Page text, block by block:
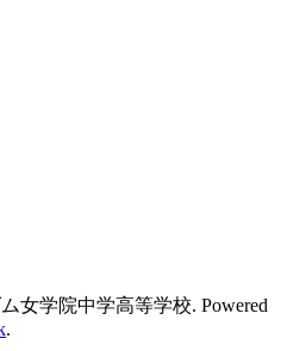
女学院中学高等学校. Powered
.